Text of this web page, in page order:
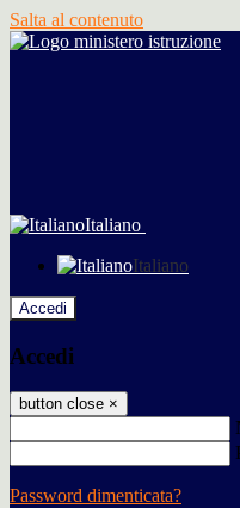
Salta al contenuto
Italiano
Italiano
Accedi
Accedi
button close ×
Password dimenticata?